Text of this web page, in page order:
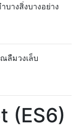
บางสิ่งบางอย่าง
ลืมวงเล็บ
(ES6)